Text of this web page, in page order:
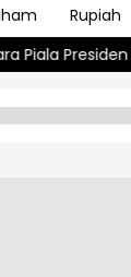
Rupiah
Tundukkan